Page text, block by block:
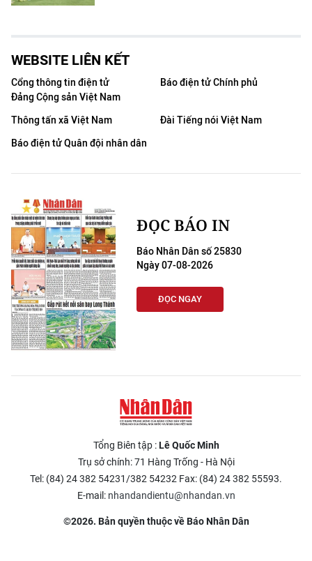
WEBSITE LIÊN KẾT
Cổng thông tin điện tử
Đảng Cộng sản Việt Nam
Báo điện tử Chính phủ
Thông tấn xã Việt Nam
Đài Tiếng nói Việt Nam
Báo điện tử Quân đội nhân dân
ĐỌC BÁO IN
Báo Nhân Dân số 25830
Ngày 07-08-2026
ĐỌC NGAY
Tổng Biên tập :Lê Quốc Minh
Trụ sở chính: 71 Hàng Trống - Hà Nội
Tel: (84) 24 382 54231/382 54232 Fax: (84) 24 382 55593.
E-mail: nhandandientu@nhandan.vn
©2026. Bản quyền thuộc về Báo Nhân Dân